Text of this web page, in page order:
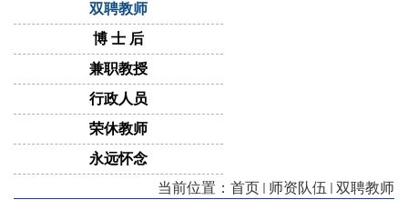
双聘教师
博 士 后
兼职教授
行政人员
荣休教师
永远怀念
当前位置： 首页 师资队伍 双聘教师